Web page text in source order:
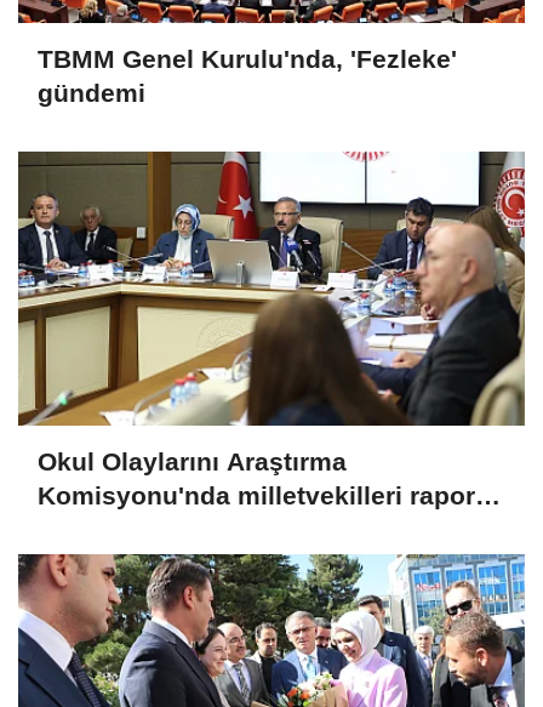
TBMM Genel Kurulu'nda, 'Fezleke'
gündemi
Okul Olaylarını Araştırma
Komisyonu'nda milletvekilleri rapora